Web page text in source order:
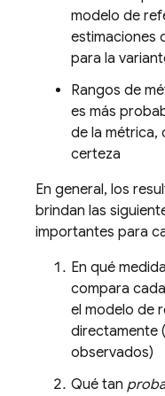
modelo de
estimaciones
para la
Rangos de
es más
de la métrica,
certeza
En general, los
brindan las
importantes para
En qué
compara
el modelo de
directamente
observados)
Qué tan